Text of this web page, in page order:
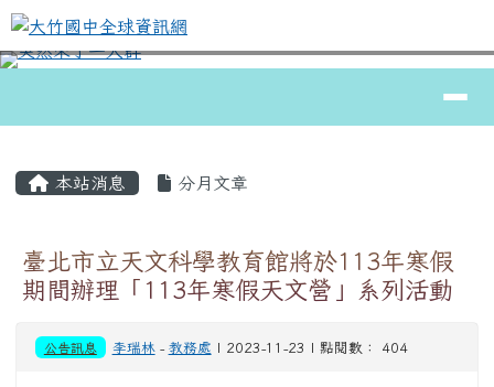
跳至主內容區
大竹國中全球資訊網
⏸
本站消息 分月文章
臺北市立天文科學教育館將於113年寒假
期間辦理「113年寒假天文營」系列活動
公告訊息 李瑞林- 教務處 | 2023-11-23 | 點閱數： 404